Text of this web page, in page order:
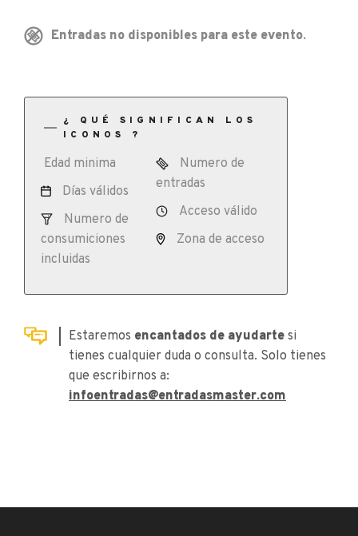
Entradas no disponibles para este evento.
¿ QUÉ SIGNIFICAN LOS
ICONOS ?
Edad minima
Días válidos
Numero de
consumiciones
incluidas
Numero de
entradas
Acceso válido
Zona de acceso
Estaremos encantados de ayudarte si
tienes cualquier duda o consulta. Solo tienes
que escribirnos a:
infoentradas@entradasmaster.com